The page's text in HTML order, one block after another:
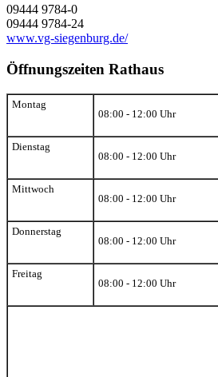
09444 9784-0
09444 9784-24
www.vg-siegenburg.de/
Öffnungszeiten Rathaus
Montag
08:00 - 12:00 Uhr
Dienstag
08:00 - 12:00 Uhr
Mittwoch
08:00 - 12:00 Uhr
Donnerstag
08:00 - 12:00 Uhr
Freitag
08:00 - 12:00 Uhr